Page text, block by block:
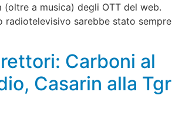
a musica) degli OTT del web.
radiotelevisivo sarebbe stato sempre
Carboni al
Casarin alla Tgr